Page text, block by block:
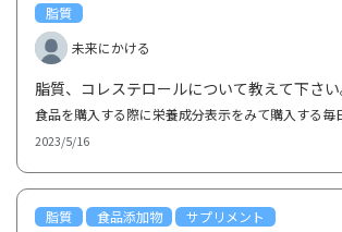
脂質
未来にかける
脂質、コレステロールについて教えて下さい
2023/5/16
脂質 食品添加物
サプリメント